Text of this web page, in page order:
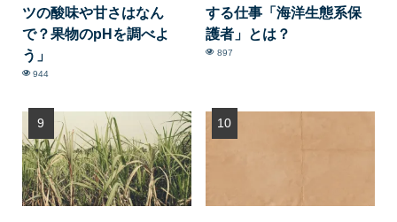
ツの酸味や甘さはなん
で？果物のpHを調べよ
う」
944
する仕事「海洋生態系保
護者」とは？
897